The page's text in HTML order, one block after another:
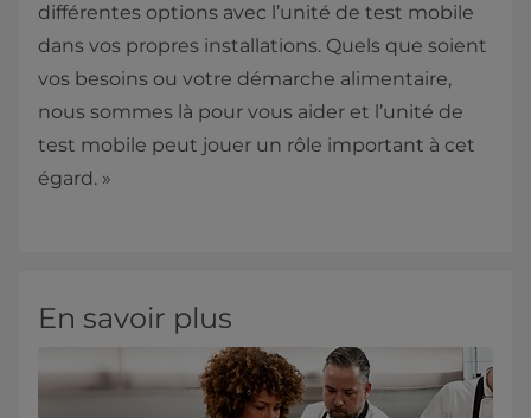
différentes options avec l’unité de test mobile
dans vos propres installations. Quels que soient
vos besoins ou votre démarche alimentaire,
nous sommes là pour vous aider et l’unité de
test mobile peut jouer un rôle important à cet
égard. »
En savoir plus